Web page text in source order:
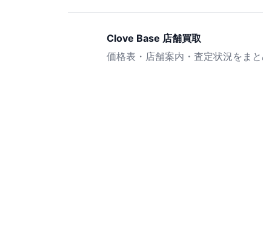
Clove Base 店舗買取
価格表・店舗案内・査定状況をまと